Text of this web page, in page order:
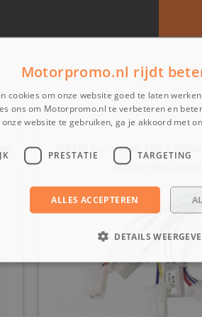
(8E4b) Controller 36V /
draden (9070065)
Motorpromo.nl rijdt
cookies om onze website goed te laten
ons om Motorpromo.nl te verbeteren en
onze website te gebruiken, ga je akkoord met
PRESTATIE TARGETING
ALLES ACCEPTEREN
DETAILS